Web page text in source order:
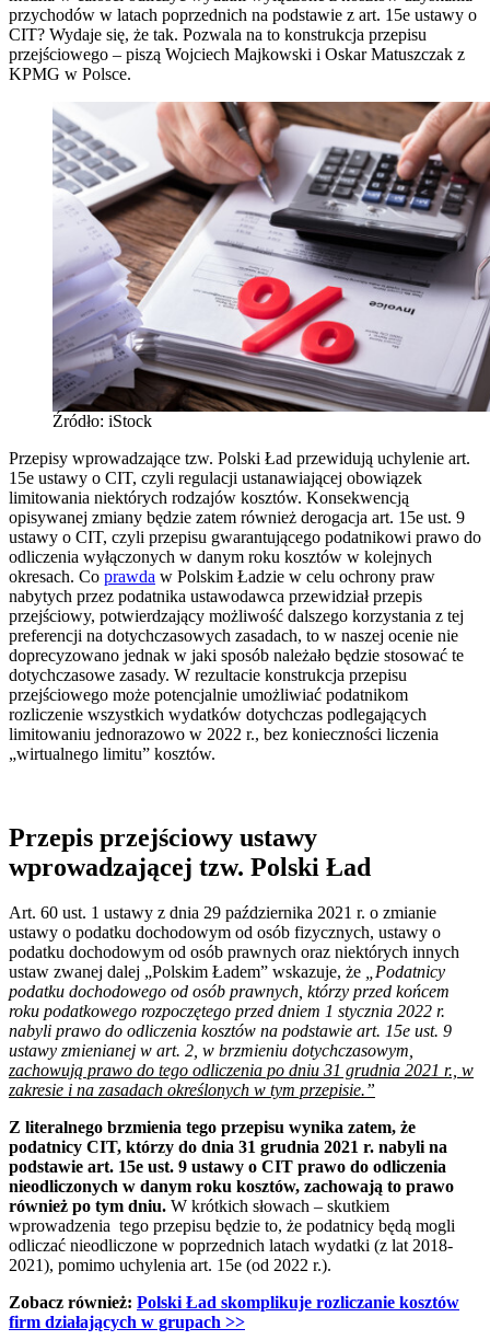
przychodów w latach poprzednich na podstawie z art. 15e ustawy o
CIT? Wydaje się, że tak. Pozwala na to konstrukcja przepisu
przejściowego – piszą Wojciech Majkowski i Oskar Matuszczak z
KPMG w Polsce.
Źródło: iStock
Przepisy wprowadzające tzw. Polski Ład przewidują uchylenie art.
15e ustawy o CIT, czyli regulacji ustanawiającej obowiązek
limitowania niektórych rodzajów kosztów. Konsekwencją
opisywanej zmiany będzie zatem również derogacja art. 15e ust. 9
ustawy o CIT, czyli przepisu gwarantującego podatnikowi prawo do
odliczenia wyłączonych w danym roku kosztów w kolejnych
okresach. Co prawda w Polskim Ładzie w celu ochrony praw
nabytych przez podatnika ustawodawca przewidział przepis
przejściowy, potwierdzający możliwość dalszego korzystania z tej
preferencji na dotychczasowych zasadach, to w naszej ocenie nie
doprecyzowano jednak w jaki sposób należało będzie stosować te
dotychczasowe zasady. W rezultacie konstrukcja przepisu
przejściowego może potencjalnie umożliwiać podatnikom
rozliczenie wszystkich wydatków dotychczas podlegających
limitowaniu jednorazowo w 2022 r., bez konieczności liczenia
„wirtualnego limitu” kosztów.
Przepis przejściowy ustawy
wprowadzającej tzw. Polski Ład
Art. 60 ust. 1 ustawy z dnia 29 października 2021 r. o zmianie
ustawy o podatku dochodowym od osób fizycznych, ustawy o
podatku dochodowym od osób prawnych oraz niektórych innych
ustaw zwanej dalej „Polskim Ładem” wskazuje, że „Podatnicy
podatku dochodowego od osób prawnych, którzy przed końcem
roku podatkowego rozpoczętego przed dniem 1 stycznia 2022 r.
nabyli prawo do odliczenia kosztów na podstawie art. 15e ust. 9
ustawy zmienianej w art. 2, w brzmieniu dotychczasowym,
zachowują prawo do tego odliczenia po dniu 31 grudnia 2021 r., w
zakresie i na zasadach określonych w tym przepisie.”
Z literalnego brzmienia tego przepisu wynika zatem, że
podatnicy CIT, którzy do dnia 31 grudnia 2021 r. nabyli na
podstawie art. 15e ust. 9 ustawy o CIT prawo do odliczenia
nieodliczonych w danym roku kosztów, zachowają to prawo
również po tym dniu. W krótkich słowach – skutkiem
wprowadzenia tego przepisu będzie to, że podatnicy będą mogli
odliczać nieodliczone w poprzednich latach wydatki (z lat 2018-
2021), pomimo uchylenia art. 15e (od 2022 r.).
Zobacz również: Polski Ład skomplikuje rozliczanie kosztów
firm działających w grupach >>